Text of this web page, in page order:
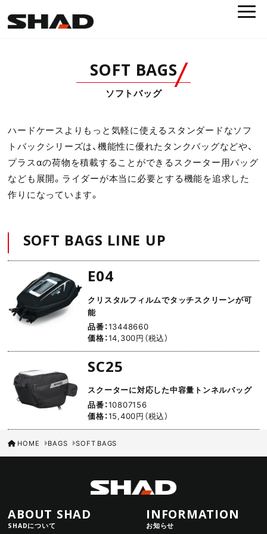
SOFT BAGS
ソフトバッグ
ハードケースよりもっと気軽に使えるスタンダードなソフ
トバックシリーズは、機能性に優れたタンクバッグなどや、
プラスαの荷物を積載することができるスクーター用バッグ
なども展開。ライダーが本当に必要とする機能を追求した
作りになっています。
SOFT BAGS LINE UP
E04
クリスタルフィルムでタッチスクリーンが可
能
品番：13448660
価格：14,300円（税込）
SC25
スクーターに対応した中容量トンネルバッグ
品番：10807156
価格：15,400円（税込）
HOME BAGS SOFT BAGS
ABOUT SHAD
SHADについて
INFORMATION
お知らせ